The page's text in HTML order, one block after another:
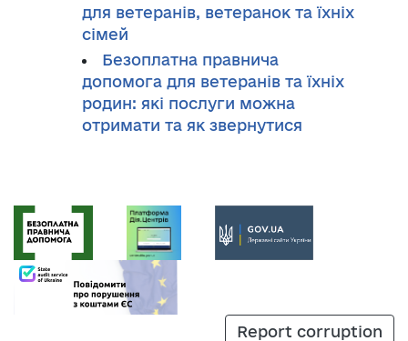
для ветеранів, ветеранок та їхніх
сімей
Безоплатна правнича
допомога для ветеранів та їхніх
родин: які послуги можна
отримати та як звернутися
Report corruption